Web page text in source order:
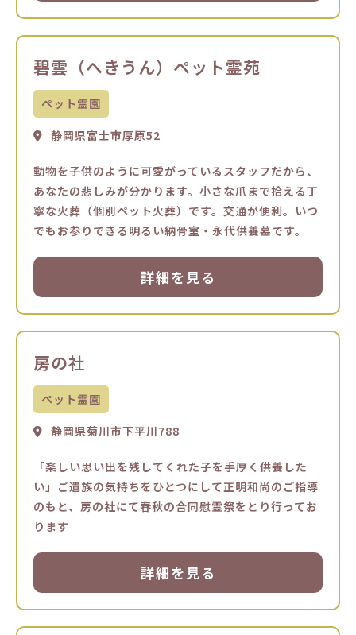
碧雲（へきうん）ペット霊苑
ペット霊園
静岡県富士市厚原52
動物を子供のように可愛がっているスタッフだから、
あなたの悲しみが分かります。小さな爪まで拾える丁
寧な火葬（個別ペット火葬）です。交通が便利。いつ
でもお参りできる明るい納骨室・永代供養墓です。
詳細を見る
房の社
ペット霊園
静岡県菊川市下平川788
「楽しい思い出を残してくれた子を手厚く供養した
い」ご遺族の気持ちをひとつにして正明和尚のご指導
のもと、房の社にて春秋の合同慰霊祭をとり行ってお
ります
詳細を見る